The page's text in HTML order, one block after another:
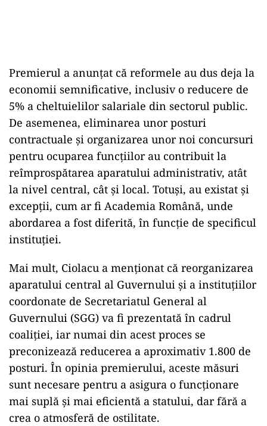
Premierul a anunțat că reformele au dus deja la
economii semnificative, inclusiv o reducere de
5% a cheltuielilor salariale din sectorul public.
De asemenea, eliminarea unor posturi
contractuale și organizarea unor noi concursuri
pentru ocuparea funcțiilor au contribuit la
reîmprospătarea aparatului administrativ, atât
la nivel central, cât și local. Totuși, au existat și
excepții, cum ar fi Academia Română, unde
abordarea a fost diferită, în funcție de specificul
instituției.
Mai mult, Ciolacu a menționat că reorganizarea
aparatului central al Guvernului și a instituțiilor
coordonate de Secretariatul General al
Guvernului (SGG) va fi prezentată în cadrul
coaliției, iar numai din acest proces se
preconizează reducerea a aproximativ 1.800 de
posturi. În opinia premierului, aceste măsuri
sunt necesare pentru a asigura o funcționare
mai suplă și mai eficientă a statului, dar fără a
crea o atmosferă de ostilitate.